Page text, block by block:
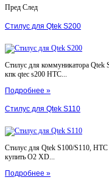
Пред След
Стилус для Qtek S200
Стилус для коммуникатора Qtek
кпк qtec s200 HTC...
Подробнее »
Стилус для Qtek S110
Стилус для Qtek S100/S110,
купить O2 XD...
Подробнее »